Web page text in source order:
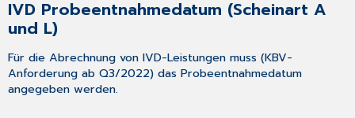
IVD Probeentnahmedatum (Scheinart A
und L)
Für die Abrechnung von IVD-Leistungen muss (KBV-
Anforderung ab Q3/2022) das Probeentnahmedatum
angegeben werden.